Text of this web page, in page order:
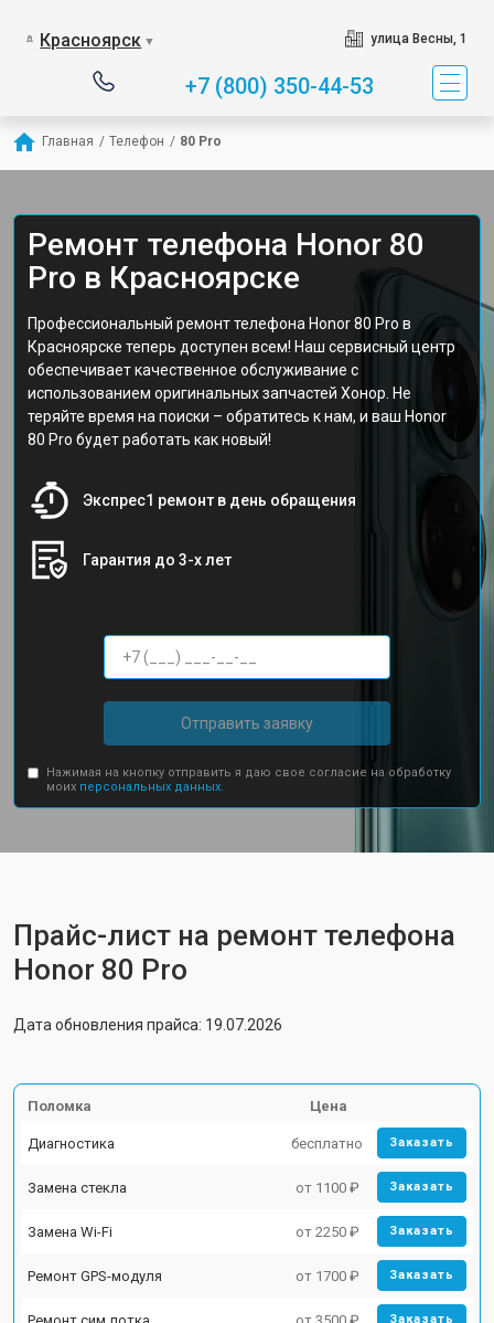
Красноярск ▼ улица Весны, 1
+7 (800) 350-44-53
Главная / Телефон / 80 Pro
Ремонт телефона Honor 80
Pro в Красноярске
Профессиональный ремонт телефона Honor 80 Pro в
Красноярске теперь доступен всем! Наш сервисный центр
обеспечивает качественное обслуживание с
использованием оригинальных запчастей Хонор. Не
теряйте время на поиски – обратитесь к нам, и ваш Honor
80 Pro будет работать как новый!
Экспрес1 ремонт в день обращения
Гарантия до 3-х лет
Отправить заявку
Нажимая на кнопку отправить я даю свое согласие на обработку
моих персональных данных.
Прайс-лист на ремонт телефона
Honor 80 Pro
Дата обновления прайса: 19.07.2026
Поломка Цена
Диагностика бесплатно Заказать
Замена стекла от 1100 ₽ Заказать
Замена Wi-Fi от 2250 ₽ Заказать
Ремонт GPS-модуля от 1700 ₽ Заказать
Ремонт сим лотка от 3500 ₽ Заказать